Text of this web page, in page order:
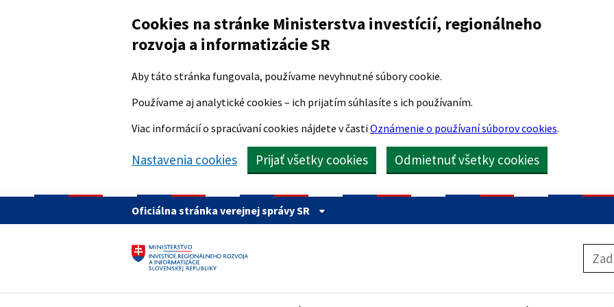
Cookies na stránke Ministerstva investícií, regionálneho
rozvoja a informatizácie SR
Aby táto stránka fungovala, používame nevyhnutné súbory cookie.
Používame aj analytické cookies – ich prijatím súhlasíte s ich používaním.
Viac informácií o spracúvaní cookies nájdete v časti Oznámenie o používaní súborov cookies.
Nastavenia cookies Prijať všetky cookies Odmietnuť všetky cookies
Oficiálna stránka verejnej správy SR